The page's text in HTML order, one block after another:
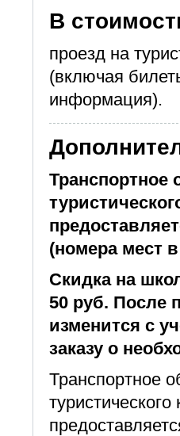
В
проезд на
(включая
информация).
Транспортное
(номера мест
Скидка на
50 руб. После
изменится с
заказу о
Транспортное